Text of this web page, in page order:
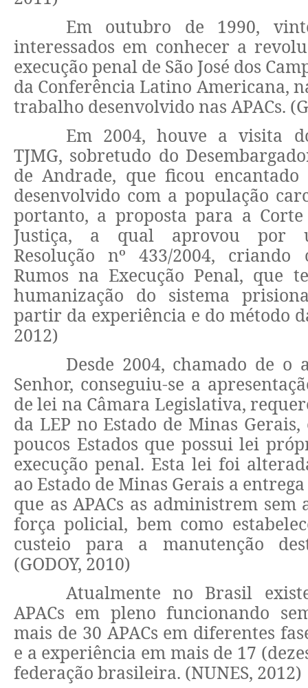
Em outubro de 1990,
interessados em conhecer a
execução penal de São José dos
da Conferência Latino Americana,
trabalho desenvolvido nas APACs.
Em 2004, houve a visita
TJMG, sobretudo do
de Andrade, que ficou
desenvolvido com a população
portanto, a proposta para a
Justiça, a qual aprovou por
Resolução nº 433/2004,
Rumos na Execução Penal, que
humanização do sistema
partir da experiência e do método
2012)
Desde 2004, chamado de o
Senhor, conseguiu-se a
de lei na Câmara Legislativa,
da LEP no Estado de Minas
poucos Estados que possui lei
execução penal. Esta lei foi
ao Estado de Minas Gerais a
que as APACs as administrem sem
força policial, bem como
custeio para a manutenção
(GODOY, 2010)
Atualmente no Brasil
APACs em pleno funcionando
mais de 30 APACs em diferentes
e a experiência em mais de 17
federação brasileira. (NUNES, 2012)